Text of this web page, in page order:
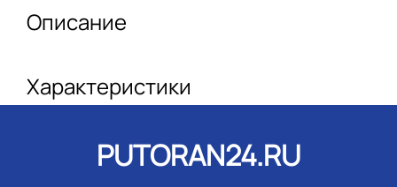
Описание
Характеристики
PUTORAN24.RU